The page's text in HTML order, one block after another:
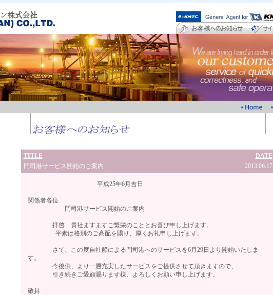
TITLE
DATE
門司港サービス開始のご案内
2013.06.17
平成25年6月吉日
関係者各位
門司港サービス開始のご案内
拝啓 貴社ますますご繁栄のこととお喜び申し上げます。
平素は格別のご高配を賜り、厚くお礼申し上げます。
さて、この度自社船による門司港へのサービスを6月29日より開始いたしま
す。
今後供、より一層充実したサービスをご提供させて頂きますので、
引き続きご愛顧賜ります様、よろしくお願い申し上げます。
敬具